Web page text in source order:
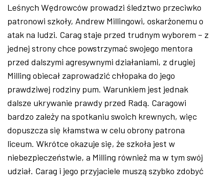
Leśnych Wędrowców prowadzi śledztwo przeciwko
patronowi szkoły, Andrew Millingowi, oskarżonemu o
atak na ludzi. Carag staje przed trudnym wyborem – z
jednej strony chce powstrzymać swojego mentora
przed dalszymi agresywnymi działaniami, z drugiej
Milling obiecał zaprowadzić chłopaka do jego
prawdziwej rodziny pum. Warunkiem jest jednak
dalsze ukrywanie prawdy przed Radą. Caragowi
bardzo zależy na spotkaniu swoich krewnych, więc
dopuszcza się kłamstwa w celu obrony patrona
liceum. Wkrótce okazuje się, że szkoła jest w
niebezpieczeństwie, a Milling również ma w tym swój
udział. Carag i jego przyjaciele muszą szybko zdobyć